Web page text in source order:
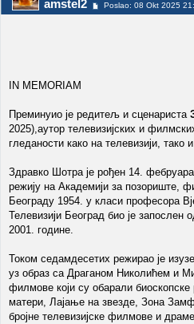
amstel2 Poslao: 08 Okt 2025
IN MEMORIAM
Преминуио је редитељ и сценариста
2025),аутор телевизијских и
гледаности како на телевизији, тако
Здравко Шотра је рођен 14.
режију на Академији за позориште,
Београду 1954. у класи професора
Телевизији Београд био је
2001. године.
Током седамдесетих режирао је
уз образ са Драганом Николићем и
филмове који су обарали
матери, Лајање на звезде, Зона
бројне телевизијске филмове и